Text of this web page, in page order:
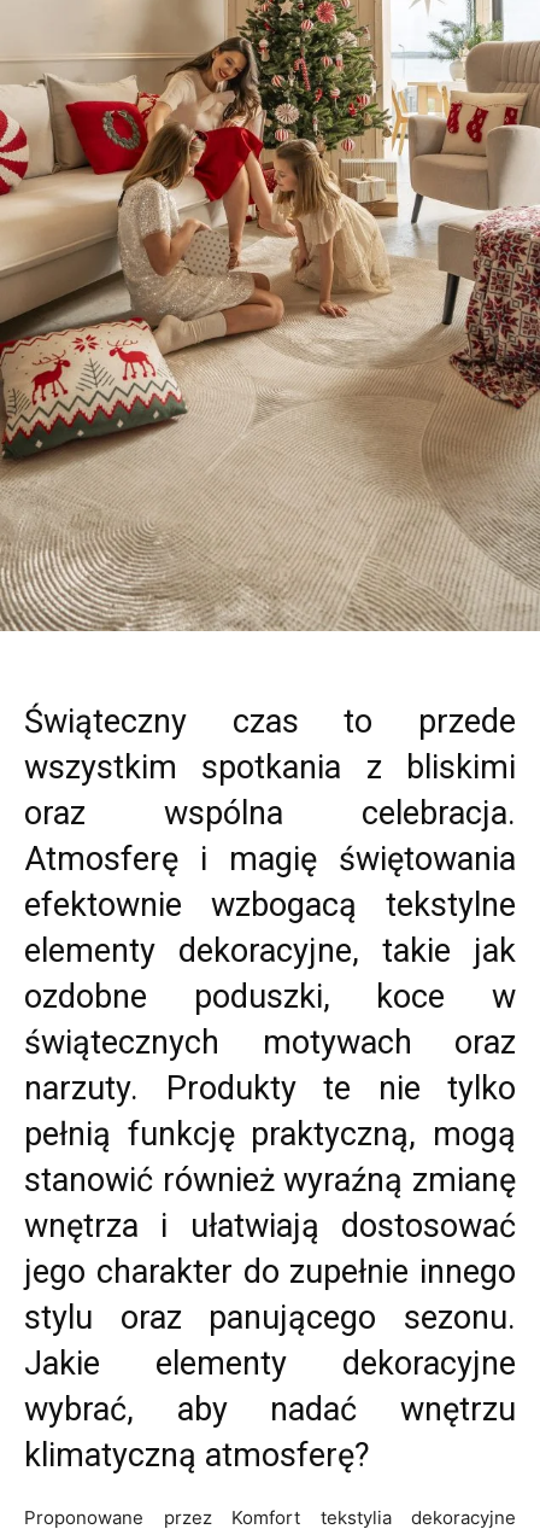
Świąteczny czas to przede
wszystkim spotkania z bliskimi
oraz wspólna celebracja.
Atmosferę i magię świętowania
efektownie wzbogacą tekstylne
elementy dekoracyjne, takie jak
ozdobne poduszki, koce w
świątecznych motywach oraz
narzuty. Produkty te nie tylko
pełnią funkcję praktyczną, mogą
stanowić również wyraźną zmianę
wnętrza i ułatwiają dostosować
jego charakter do zupełnie innego
stylu oraz panującego sezonu.
Jakie elementy dekoracyjne
wybrać, aby nadać wnętrzu
klimatyczną atmosferę?
Proponowane przez Komfort tekstylia dekoracyjne